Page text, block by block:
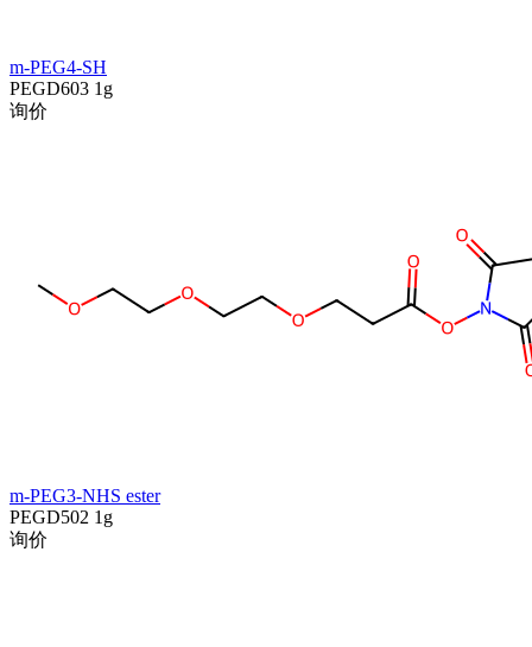
m-PEG4-SH
PEGD603 1g
询价
m-PEG3-NHS ester
PEGD502 1g
询价